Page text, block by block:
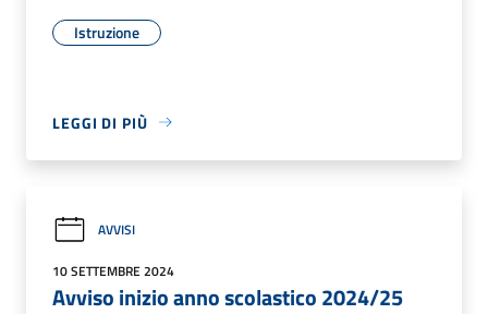
Istruzione
LEGGI DI PIÙ
AVVISI
10 SETTEMBRE 2024
Avviso inizio anno scolastico 2024/25